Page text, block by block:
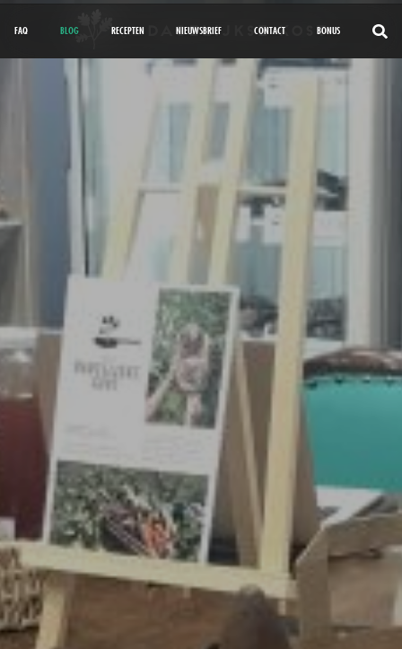
FAQ BLOG RECEPTEN NIEUWSBRIEF CONTACT BONUS